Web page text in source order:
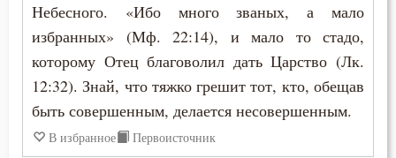
Воздаяние
Воздержание
Гнев
Епифаний Кипрский
Ефрем Сирин
Игнатий Брянчанинов
Иларион Оптинский (Пономарёв)
Небесного. «Ибо много званых, а мало
избранных» (Мф. 22:14), и мало то стадо,
которому Отец благоволил дать Царство (Лк.
12:32). Знай, что тяжко грешит тот, кто, обещав
быть совершенным, делается несовершенным.
В избранное Первоисточник